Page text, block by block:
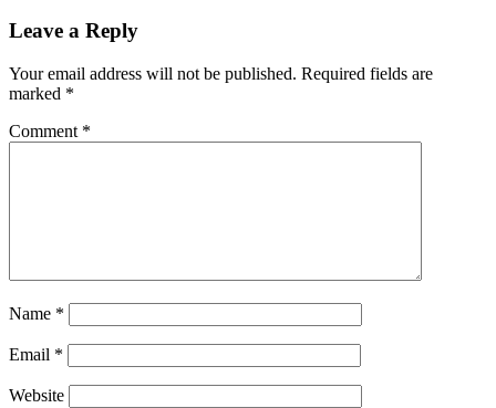
Leave a Reply
Your email address will not be published. Required fields are
marked *
Comment *
Name *
Email *
Website